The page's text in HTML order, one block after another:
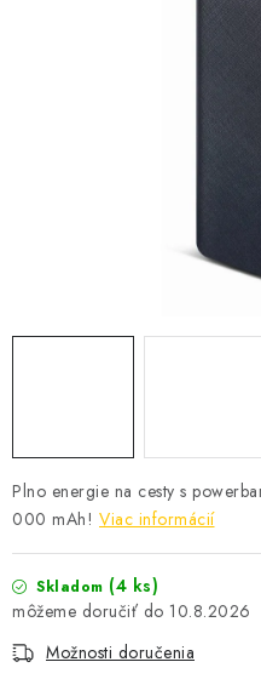
Plno energie na cesty s
000 mAh! Viac informácií
Skladom (4 ks)
10.8.2026
Možnosti doručenia